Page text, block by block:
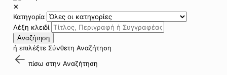
✕
Κατηγορία
Λέξη κλειδί
Αναζήτηση
ή επιλέξτε Σύνθετη Αναζήτηση
πίσω στην Αναζήτηση